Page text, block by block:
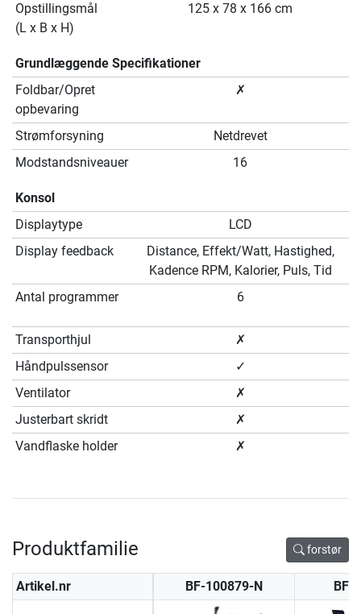
Opstillingsmål
(L x B x H)
125 x 78 x 166 cm
Grundlæggende Specifikationer
Foldbar/Opret
opbevaring
✗
Strømforsyning
Netdrevet
Modstandsniveauer
16
Konsol
Displaytype
LCD
Display feedback
Distance, Effekt/Watt, Hastighed,
Kadence RPM, Kalorier, Puls, Tid
Antal programmer
6
Transporthjul
✗
Håndpulssensor
✓
Ventilator
✗
Justerbart skridt
✗
Vandflaske holder
✗
Produktfamilie forstør
Artikel.nr BF-100879-N BF-